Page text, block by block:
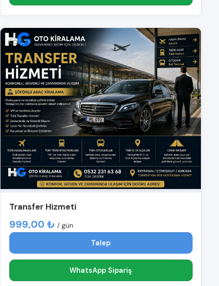
Transfer Hizmeti
999,00 ₺ / gün
Talep
WhatsApp Sipariş